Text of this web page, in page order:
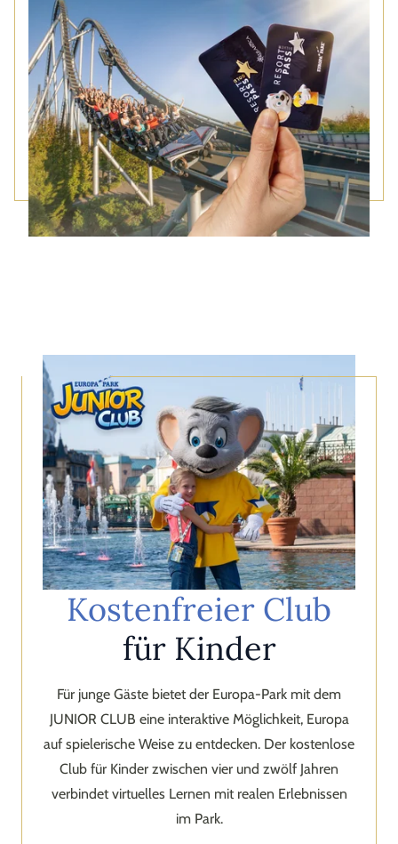
Kostenfreier Club
für Kinder
Für junge Gäste bietet der Europa-Park mit dem
JUNIOR CLUB eine interaktive Möglichkeit, Europa
auf spielerische Weise zu entdecken. Der kostenlose
Club für Kinder zwischen vier und zwölf Jahren
verbindet virtuelles Lernen mit realen Erlebnissen
im Park.